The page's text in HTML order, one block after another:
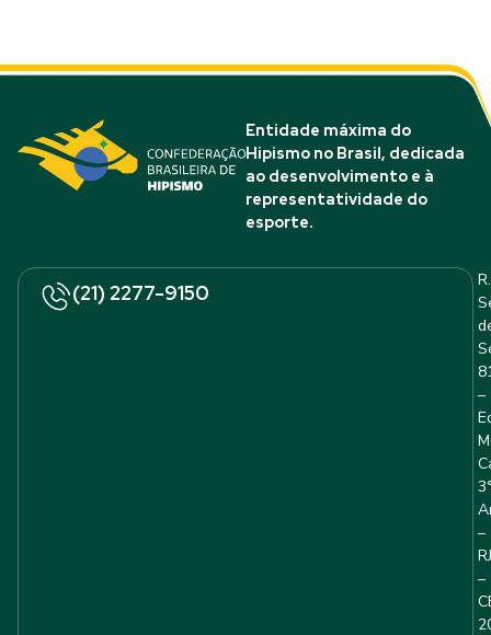
Entidade máxima do
Hipismo no Brasil, dedicada
ao desenvolvimento e à
representatividade do
esporte.
(21) 2277-9150
R.
–
–
RJ
–